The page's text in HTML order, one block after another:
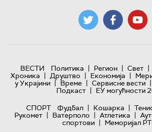
ВЕСТИ Политика | Регион | Свет |
Хроника | Друштво | Економија |
у Украјини | Време | Сервисне вести |
Подкаст | ЕУ могућности
СПОРТ
Фудбал | Кошарка |
Рукомет | Ватерполо | Атлетика |
спортови | Меморијал